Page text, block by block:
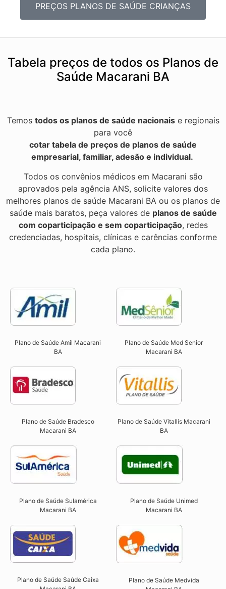
PREÇOS PLANOS DE SAÚDE CRIANÇAS
Tabela preços de todos os Planos de
Saúde Macarani BA
Temos todos os planos de saúde nacionaise regionais
para você
cotar tabela de preços de planos de saúde
empresarial, familiar, adesão e individual.
Todos os convênios médicos em Macarani são
aprovados pela agência ANS, solicite valores dos
melhores planos de saúde Macarani BA ou os planos de
saúde mais baratos, peça valores de planos de saúde
com coparticipação e sem coparticipação, redes
credenciadas, hospitais, clínicas e carências conforme
cada plano.
Plano de Saúde Amil Macarani
BA
Plano de Saúde Med Senior
Macarani BA
Plano de Saúde Bradesco
Macarani BA
Plano de Saúde Vitallis Macarani
BA
Plano de Saúde Sulamérica
Macarani BA
Plano de Saúde Unimed
Macarani BA
Plano de Saúde Saúde Caixa
Plano de Saúde Medvida